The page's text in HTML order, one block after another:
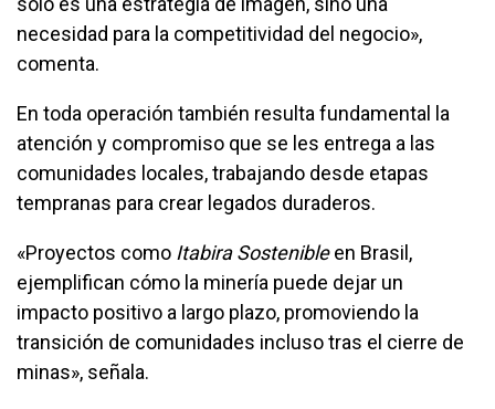
necesidad para la competitividad del negocio»,
comenta.
En toda operación también resulta fundamental la
atención y compromiso que se les entrega a las
comunidades locales, trabajando desde etapas
tempranas para crear legados duraderos.
«Proyectos como Itabira Sostenibleen Brasil,
ejemplifican cómo la minería puede dejar un
impacto positivo a largo plazo, promoviendo la
transición de comunidades incluso tras el cierre de
minas», señala.